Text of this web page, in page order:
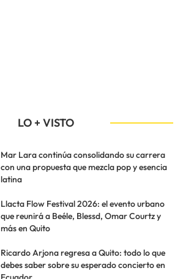
LO + VISTO
Mar Lara continúa consolidando su carrera
con una propuesta que mezcla pop y esencia
latina
Llacta Flow Festival 2026: el evento urbano
que reunirá a Beéle, Blessd, Omar Courtz y
más en Quito
Ricardo Arjona regresa a Quito: todo lo que
debes saber sobre su esperado concierto en